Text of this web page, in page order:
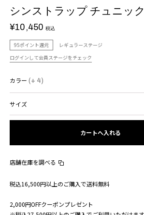
シンストラップ チュニッ
¥10,450 税込
95ポイント還元
レギュラーステージ
ログインして会員ステージをチェック
カラー (+ 4)
サイズ
カートへ入れる
店舗在庫を調べる
税込16,500円以上のご購入で送料無料
2,000円OFFクーポンプレゼント